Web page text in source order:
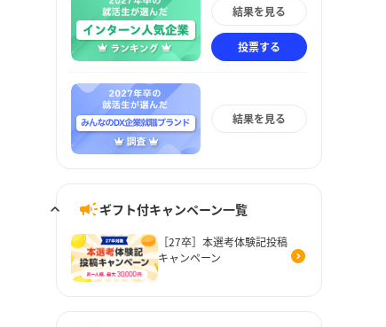
結果を見る
投票する
結果を見る
ギフト付キャンペーン一覧
［27卒］本選考体験記投稿
キャンペーン